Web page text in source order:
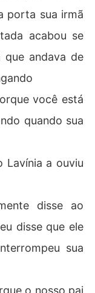
porta sua irmã
acabou se
andava de
você está
quando sua
Lavínia a ouviu
disse ao
disse que ele
sua
o nosso pai